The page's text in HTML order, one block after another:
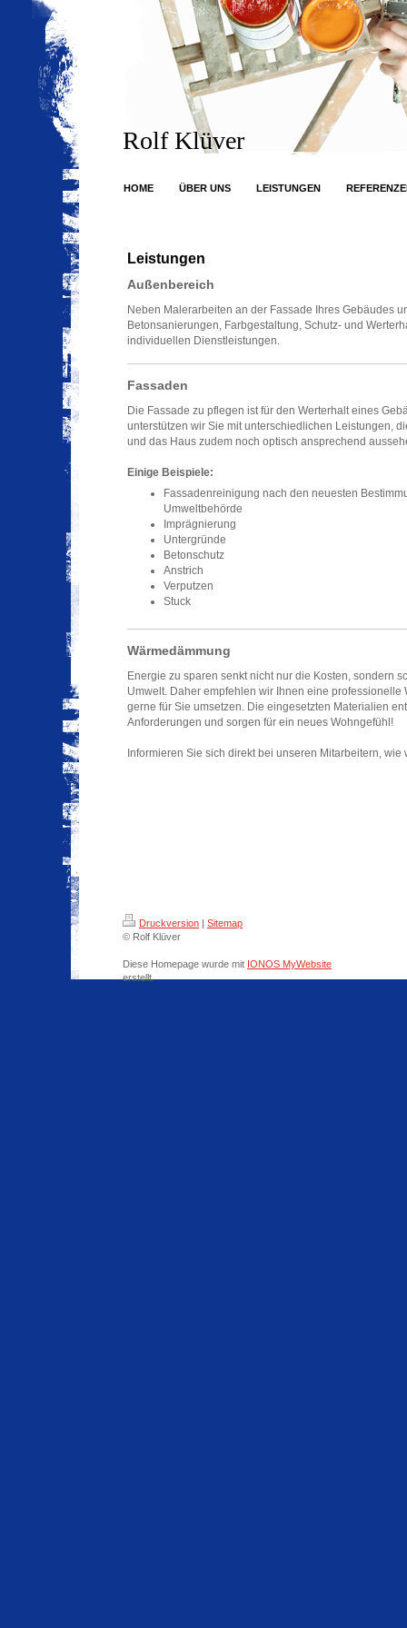
Rolf Klüver
HOME ÜBER UNS LEISTUNGEN
Leistungen
Außenbereich
Neben Malerarbeiten an der Fassade Ihres Gebäudes
Betonsanierungen, Farbgestaltung, Schutz- und
individuellen Dienstleistungen.
Fassaden
Die Fassade zu pflegen ist für den Werterhalt eines
unterstützen wir Sie mit unterschiedlichen Leistungen,
und das Haus zudem noch optisch ansprechend
Einige Beispiele:
Fassadenreinigung nach den neuesten
Umweltbehörde
Imprägnierung
Untergründe
Betonschutz
Anstrich
Verputzen
Stuck
Wärmedämmung
Energie zu sparen senkt nicht nur die Kosten, sondern
Umwelt. Daher empfehlen wir Ihnen eine professionelle
gerne für Sie umsetzen. Die eingesetzten Materialien
Anforderungen und sorgen für ein neues Wohngefühl!
Informieren Sie sich direkt bei unseren Mitarbeitern,
Druckversion | Sitemap
© Rolf Klüver
Diese Homepage wurde mit IONOS MyWebsite
erstellt.